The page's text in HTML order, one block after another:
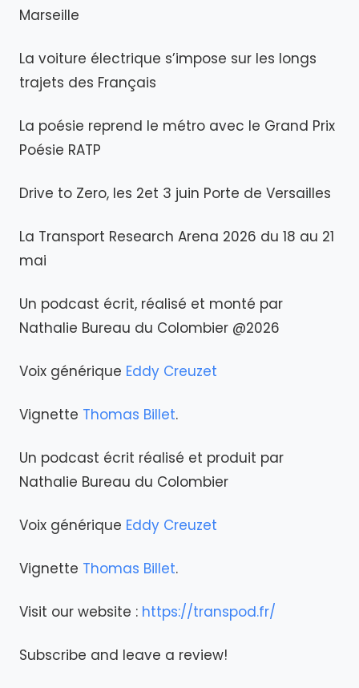
Marseille
La voiture électrique s’impose sur les longs
trajets des Français
La poésie reprend le métro avec le Grand Prix
Poésie RATP
Drive to Zero, les 2et 3 juin Porte de Versailles
La Transport Research Arena 2026 du 18 au 21
mai
Un podcast écrit, réalisé et monté par
Nathalie Bureau du Colombier @2026
Voix générique Eddy Creuzet
Vignette Thomas Billet.
Un podcast écrit réalisé et produit par
Nathalie Bureau du Colombier
Voix générique Eddy Creuzet
Vignette Thomas Billet.
Visit our website : https://transpod.fr/
Subscribe and leave a review!